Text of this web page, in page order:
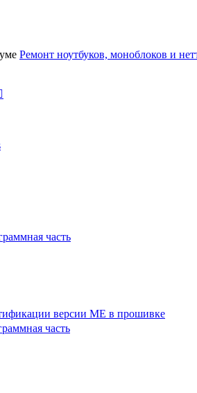
Ремонт ноутбуков, моноблоков и
часть
версии ME в прошивке
часть